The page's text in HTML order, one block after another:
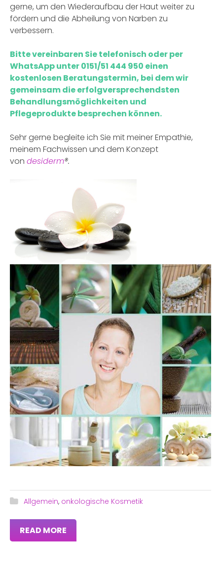
gerne, um den Wiederaufbau der Haut weiter zu
fördern und die Abheilung von Narben zu
verbessern.
Bitte vereinbaren Sie telefonisch oder per
WhatsApp unter 0151/51 444 950 einen
kostenlosen Beratungstermin, bei dem wir
gemeinsam die erfolgversprechendsten
Behandlungsmöglichkeiten und
Pflegeprodukte besprechen können.
Sehr gerne begleite ich Sie mit meiner Empathie,
meinem Fachwissen und dem Konzept
von desiderm®.
Allgemein, onkologische Kosmetik
READ MORE